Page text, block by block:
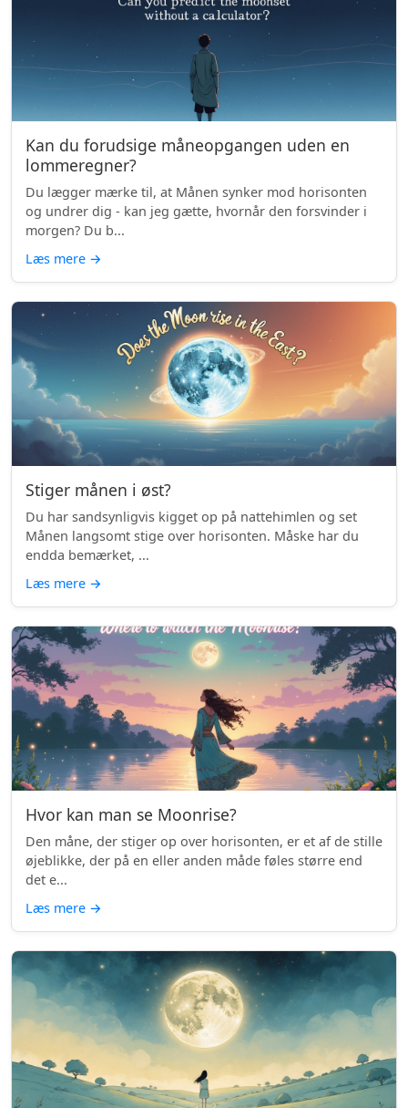
Kan du forudsige måneopgangen uden en
lommeregner?
Du lægger mærke til, at Månen synker mod horisonten
og undrer dig - kan jeg gætte, hvornår den forsvinder i
morgen? Du b...
Læs mere →
Stiger månen i øst?
Du har sandsynligvis kigget op på nattehimlen og set
Månen langsomt stige over horisonten. Måske har du
endda bemærket, ...
Læs mere →
Hvor kan man se Moonrise?
Den måne, der stiger op over horisonten, er et af de stille
øjeblikke, der på en eller anden måde føles større end
det e...
Læs mere →